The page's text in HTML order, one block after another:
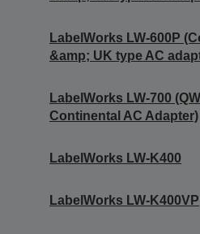
LabelWorks LW-600P
&amp; UK type AC
LabelWorks LW-700
Continental AC Adapter)
LabelWorks LW-K400
LabelWorks LW-K400VP